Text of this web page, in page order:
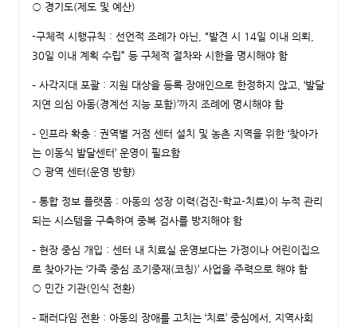
○ 경기도(제도 및 예산)
-구체적 시행규칙 : 선언적 조례가 아닌, “발견 시 14일 이내 의뢰,
30일 이내 계획 수립” 등 구체적 절차와 시한을 명시해야 함
– 사각지대 포괄 : 지원 대상을 등록 장애인으로 한정하지 않고, ‘발달
지연 의심 아동(경계선 지능 포함)’까지 조례에 명시해야 함
– 인프라 확충 : 권역별 거점 센터 설치 및 농촌 지역을 위한 ‘찾아가
는 이동식 발달센터’ 운영이 필요함
○ 광역 센터(운영 방향)
– 통합 정보 플랫폼 : 아동의 성장 이력(검진-학교-치료)이 누적 관리
되는 시스템을 구축하여 중복 검사를 방지해야 함
– 현장 중심 개입 : 센터 내 치료실 운영보다는 가정이나 어린이집으
로 찾아가는 ‘가족 중심 조기중재(코칭)’ 사업을 주력으로 해야 함
○ 민간 기관(인식 전환)
– 패러다임 전환 : 아동의 장애를 고치는 ‘치료’ 중심에서, 지역사회